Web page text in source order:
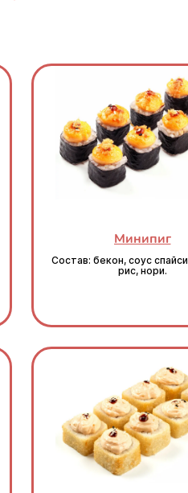
Минипиг
Состав: бекон, соус
рис, нори.